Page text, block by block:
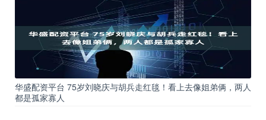
华盛配资平台 75岁刘晓庆与胡兵走红毯！看上去像姐弟俩，两人
都是孤家寡人